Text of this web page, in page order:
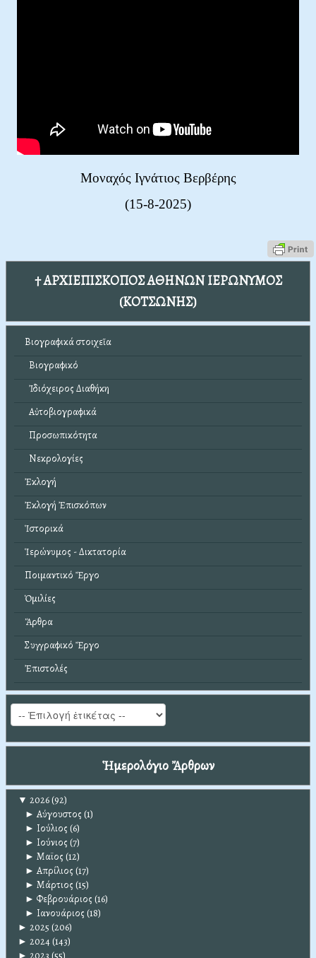
Μοναχός Ιγνάτιος Βερβέρης
(15-8-2025)
† ΑΡΧΙΕΠΙΣΚΟΠΟΣ ΑΘΗΝΩΝ ΙΕΡΩΝΥΜΟΣ
(ΚΟΤΣΩΝΗΣ)
Βιογραφικά στοιχεῖα
Βιογραφικό
Ἰδιόχειρος Διαθήκη
Αὐτοβιογραφικά
Προσωπικότητα
Νεκρολογίες
Ἐκλογή
Ἐκλογή Ἐπισκόπων
Ἱστορικά
Ἱερώνυμος - Δικτατορία
Ποιμαντικό Ἔργο
Ὁμιλίες
Ἄρθρα
Συγγραφικό Ἔργο
Ἐπιστολές
Ἡμερολόγιο Ἄρθρων
▼ 2026(92)
► Αύγουστος (1)
► Ιούλιος (6)
► Ιούνιος (7)
► Μαϊος (12)
► Απρίλιος (17)
► Μάρτιος (15)
► Φεβρουάριος (16)
► Ιανουάριος (18)
► 2025 (206)
► 2024(143)